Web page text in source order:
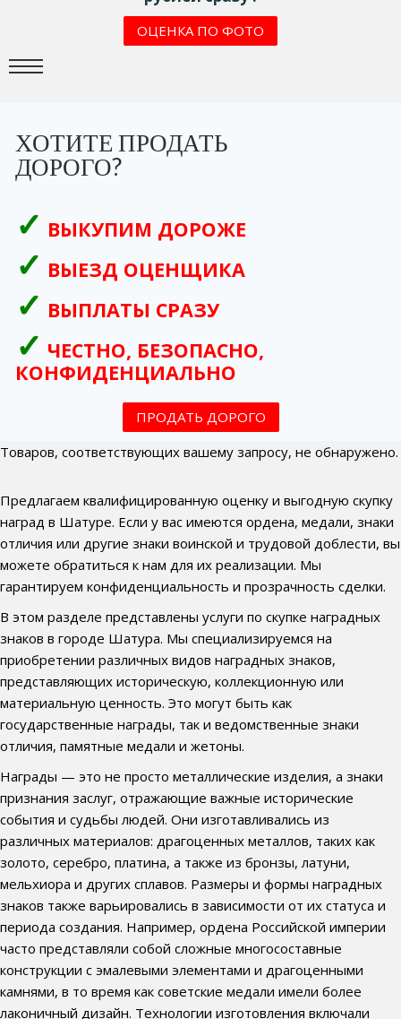
ОЦЕНКА ПО ФОТО
ХОТИТЕ ПРОДАТЬ
ДОРОГО?
ВЫКУПИМ ДОРОЖЕ
ВЫЕЗД ОЦЕНЩИКА
ВЫПЛАТЫ СРАЗУ
ЧЕСТНО, БЕЗОПАСНО,
КОНФИДЕНЦИАЛЬНО
ПРОДАТЬ ДОРОГО
Товаров, соответствующих вашему запросу, не обнаружено.
Предлагаем квалифицированную оценку и выгодную скупку
наград в Шатуре. Если у вас имеются ордена, медали, знаки
отличия или другие знаки воинской и трудовой доблести, вы
можете обратиться к нам для их реализации. Мы
гарантируем конфиденциальность и прозрачность сделки.
В этом разделе представлены услуги по скупке наградных
знаков в городе Шатура. Мы специализируемся на
приобретении различных видов наградных знаков,
представляющих историческую, коллекционную или
материальную ценность. Это могут быть как
государственные награды, так и ведомственные знаки
отличия, памятные медали и жетоны.
Награды — это не просто металлические изделия, а знаки
признания заслуг, отражающие важные исторические
события и судьбы людей. Они изготавливались из
различных материалов: драгоценных металлов, таких как
золото, серебро, платина, а также из бронзы, латуни,
мельхиора и других сплавов. Размеры и формы наградных
знаков также варьировались в зависимости от их статуса и
периода создания. Например, ордена Российской империи
часто представляли собой сложные многосоставные
конструкции с эмалевыми элементами и драгоценными
камнями, в то время как советские медали имели более
лаконичный дизайн. Технологии изготовления включали